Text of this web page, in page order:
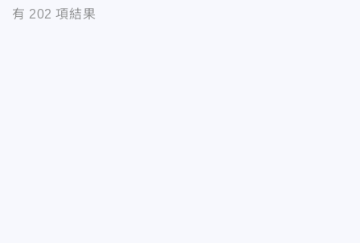
有 202 項結果